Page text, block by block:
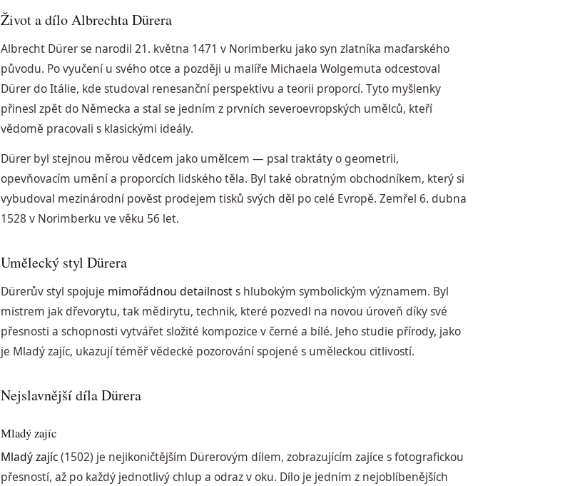
Život a dílo Albrechta Dürera
Albrecht Dürer se narodil 21. května 1471 v Norimberku jako syn zlatníka maďarského
původu. Po vyučení u svého otce a později u malíře Michaela Wolgemuta odcestoval
Dürer do Itálie, kde studoval renesanční perspektivu a teorii proporcí. Tyto myšlenky
přinesl zpět do Německa a stal se jedním z prvních severoevropských umělců, kteří
vědomě pracovali s klasickými ideály.
Dürer byl stejnou měrou vědcem jako umělcem — psal traktáty o geometrii,
opevňovacím umění a proporcích lidského těla. Byl také obratným obchodníkem, který si
vybudoval mezinárodní pověst prodejem tisků svých děl po celé Evropě. Zemřel 6. dubna
1528 v Norimberku ve věku 56 let.
Umělecký styl Dürera
Dürerův styl spojuje mimořádnou detailnosts hlubokým symbolickým významem. Byl
mistrem jak dřevorytu, tak mědirytu, technik, které pozvedl na novou úroveň díky své
přesnosti a schopnosti vytvářet složité kompozice v černé a bílé. Jeho studie přírody, jako
je Mladý zajíc, ukazují téměř vědecké pozorování spojené s uměleckou citlivostí.
Nejslavnější díla Dürera
Mladý zajíc
Mladý zajíc(1502) je nejikoničtějším Dürerovým dílem, zobrazujícím zajíce s fotografickou
přesností, až po každý jednotlivý chlup a odraz v oku. Dílo je jedním z nejoblíbenějších